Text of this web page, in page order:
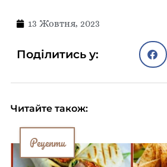
13 Жовтня, 2023
Поділитись у:
Читайте також:
Рецепти